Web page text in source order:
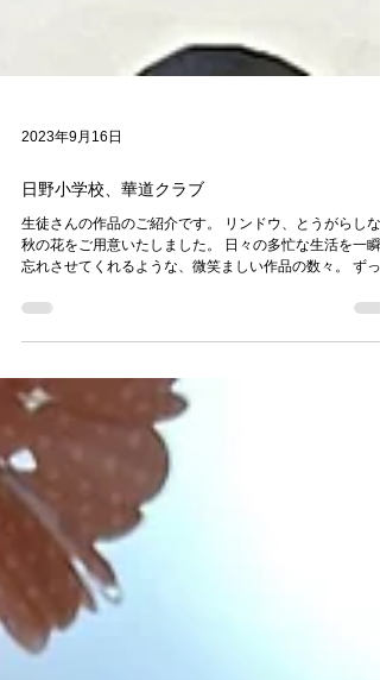
2023年9月16日
日野小学校、華道クラブ
生徒さんの作品のご紹介です。 リンドウ、とうがらしな
忘れさせてくれるような、微笑ましい作品の数々。 ずっ
見ていたくなりますね。ほっこり 自由にのびのびとした
た。...